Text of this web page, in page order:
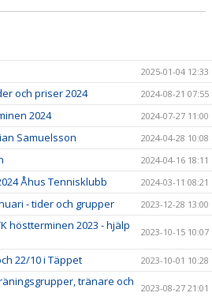
2025-01-04 12:33
och priser 2024 2024-08-21 07:55
2024 2024-07-27 11:00
Samuelsson 2024-04-28 10:08
2024-04-16 18:11
Åhus Tennisklubb 2024-03-11 08:21
- tider och grupper 2023-12-28 13:00
höstterminen 2023 - hjälp
2023-10-15 10:07
22/10 i Täppet 2023-10-01 10:28
tränare och
2023-08-27 21:01